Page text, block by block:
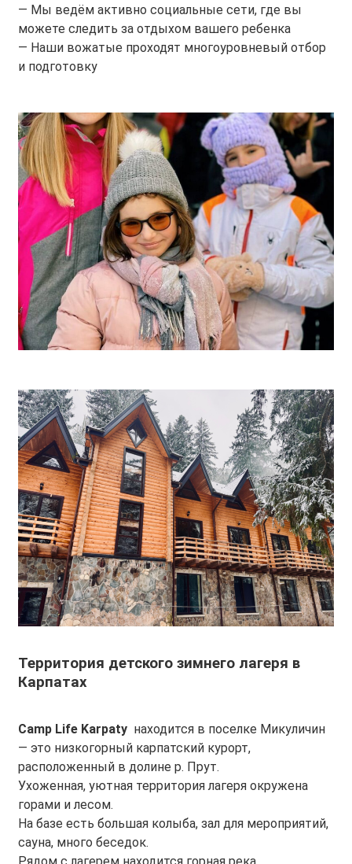
— Мы ведём активно социальные сети, где вы
можете следить за отдыхом вашего ребенка
— Наши вожатые проходят многоуровневый отбор
и подготовку
Территория детского зимнего лагеря в
Карпатах
Camp Life Karpaty находится в поселке Микуличин
— это низкогорный карпатский курорт,
расположенный в долине р. Прут.
Ухоженная, уютная территория лагеря окружена
горами и лесом.
На базе есть большая колыба, зал для мероприятий,
сауна, много беседок.